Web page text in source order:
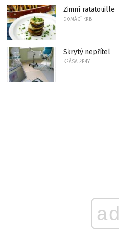
Zimní ratatouille
DOMÁCÍ KRB
Skrytý nepřítel
KRÁSA ŽENY
ad